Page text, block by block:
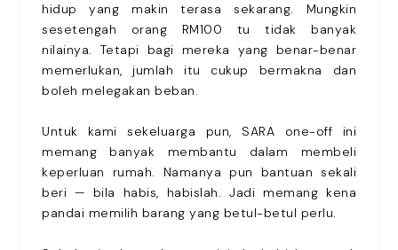
hidup yang makin terasa sekarang. Mungkin
sesetengah orang RM100 tu tidak banyak
nilainya. Tetapi bagi mereka yang benar-benar
memerlukan, jumlah itu cukup bermakna dan
boleh melegakan beban.
Untuk kami sekeluarga pun, SARA one-off ini
memang banyak membantu dalam membeli
keperluan rumah. Namanya pun bantuan sekali
beri — bila habis, habislah. Jadi memang kena
pandai memilih barang yang betul-betul perlu.